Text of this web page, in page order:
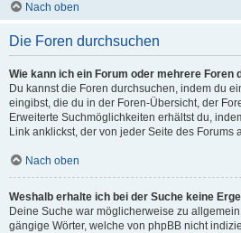
Nach oben
Die Foren durchsuchen
Wie kann ich ein Forum oder mehrere Foren
Du kannst die Foren durchsuchen, indem du
eingibst, die du in der Foren-Übersicht, der
Erweiterte Suchmöglichkeiten erhältst du,
Link anklickst, der von jeder Seite des Forums
Nach oben
Weshalb erhalte ich bei der Suche keine
Deine Suche war möglicherweise zu
gängige Wörter, welche von phpBB nicht